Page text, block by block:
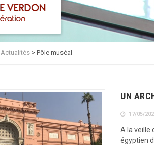
Actualités > Pôle muséal
UN
17/05/
A la veille
égyptien